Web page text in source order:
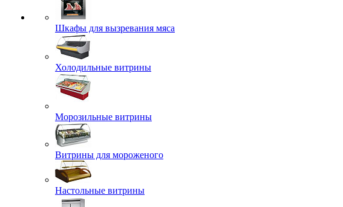
Шкафы для вызревания мяса
Холодильные витрины
Морозильные витрины
Витрины для мороженого
Настольные витрины